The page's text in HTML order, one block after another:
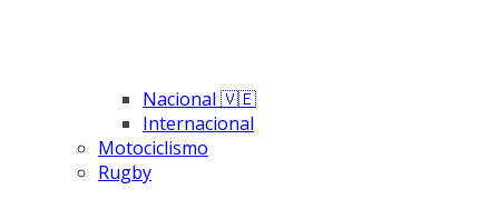
Nacional 🇻🇪
Internacional
Motociclismo
Rugby